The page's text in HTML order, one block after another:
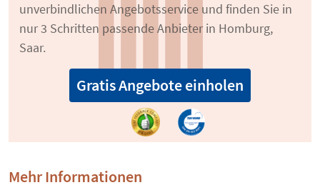
unverbindlichen Angebotsservice und finden Sie in
nur 3 Schritten passende Anbieter in Homburg,
Saar.
Gratis Angebote einholen
Mehr Informationen